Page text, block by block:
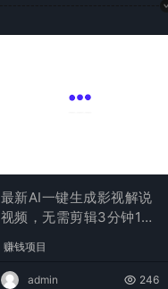
最新AI一键生成影视解说
视频，无需剪辑3分钟1
现日入2000+
赚钱项目
admin 246